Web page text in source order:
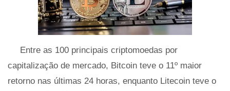
Entre as 100 principais criptomoedas por
capitalização de mercado, Bitcoin teve o 11º maior
retorno nas últimas 24 horas, enquanto Litecoin teve o